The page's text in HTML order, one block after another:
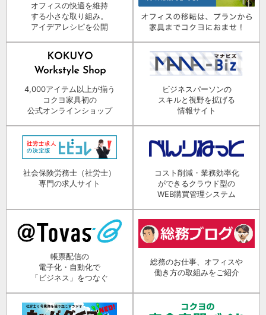
オフィスの快適を維持
する小さな取り組み。
アイデアレシピを公開
4,000アイテム以上が揃う
コクヨ家具初の
公式オンラインショップ
ビジネスパーソンの
スキルと視野を拡げる
情報サイト
社会保険労務士（社労士）
専門の求人サイト
コスト削減・業務効率化
ができるクラウド型の
WEB購買管理システム
帳票配信の
電子化・自動化で
「ビジネス」をつなぐ
総務のお仕事、オフィスや
働き方の取組みをご紹介